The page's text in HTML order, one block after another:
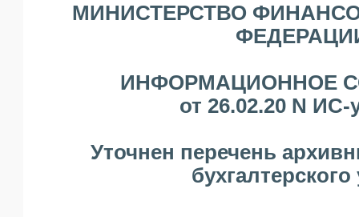
МИНИСТЕРСТВО
ИНФОРМАЦИОННОЕ
от 26.02.20 N ИС-
Уточнен перечень
бухгалтерского